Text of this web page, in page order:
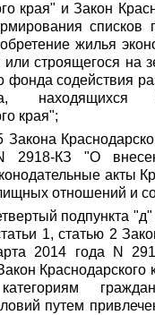
края" и Закон
списков
жилья
или строящегося на
фонда содействия
края";
Закона
2918-КЗ "О
акты
отношений и
подпункта
1, статью 2
2014 года N
Краснодарского
путем